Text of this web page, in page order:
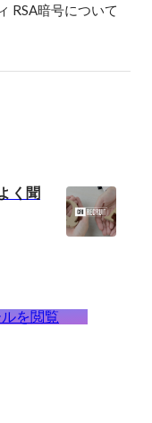
RSA暗号について
く聞
を閲覧